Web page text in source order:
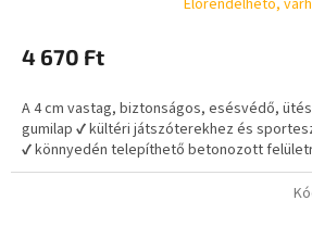
4 670 Ft
A 4 cm vastag, biztonságos, esésvédő,
gumilap ✔ kültéri játszóterekhez és
✔ könnyedén telepíthető betonozott